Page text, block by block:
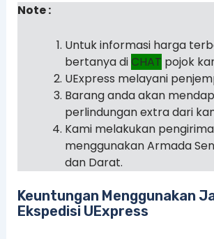
Note :
Untuk informasi harga
bertanya diCHAT pojok
UExpress melayani
Barang anda akan
perlindungan extra dari
Kami melakukan
menggunakan Armada
dan Darat.
Keuntungan Menggunakan
Ekspedisi UExpress